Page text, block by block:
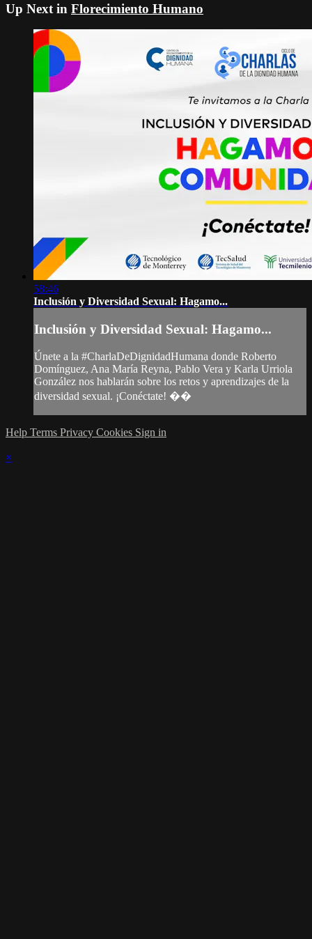
Up Next in Florecimiento Humano
58:46
Inclusión y Diversidad Sexual: Hagamo...
Inclusión y Diversidad Sexual: Hagamo...
Únete a la #CharlaDeDignidadHumana donde Roberto
Domínguez, Ana María Reyna, Pablo Vera y Karla Urriola
González nos hablarán sobre los retos y aprendizajes de la
diversidad sexual. ¡Conéctate! ��
Help Terms Privacy Cookies Sign in
×